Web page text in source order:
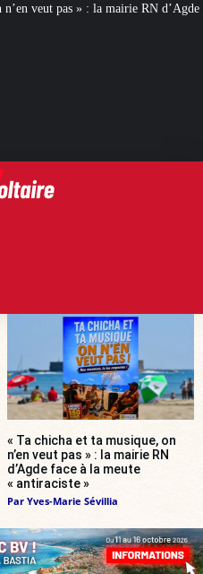
face à la meute « antiraciste » La
« Ta chicha et ta musique, on
n’en veut pas » : la mairie RN
d’Agde face à la meute
« antiraciste »
Par Yves-Marie Sévillia